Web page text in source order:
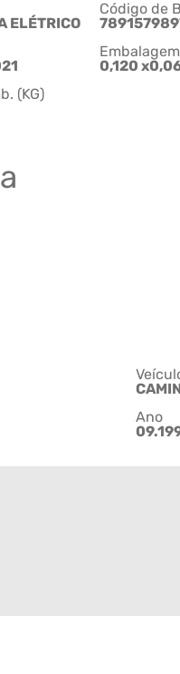
ELÉTRICO
Código de
0,120
(KG)
Ano